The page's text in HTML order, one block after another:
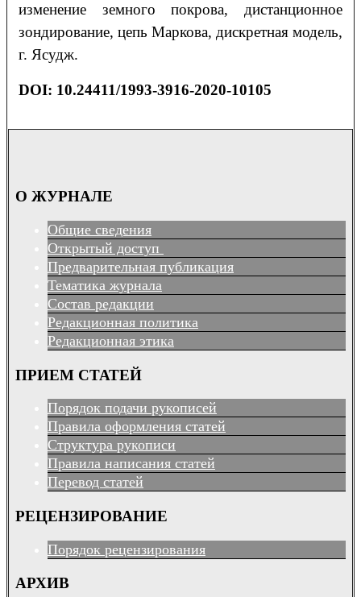
изменение земного покрова, дистанционное
зондирование, цепь Маркова, дискретная модель,
г. Ясудж.
DOI: 10.24411/1993-3916-2020-10105
О ЖУРНАЛЕ
Общие сведения
Открытый доступ
Предварительная публикация
Тематика журнала
Состав редакции
Редакционная политика
Редакционная этика
ПРИЕМ СТАТЕЙ
Порядок подачи рукописей
Правила оформления статей
Структура рукописи
Правила написания статей
Перевод статей
РЕЦЕНЗИРОВАНИЕ
Порядок рецензирования
АРХИВ